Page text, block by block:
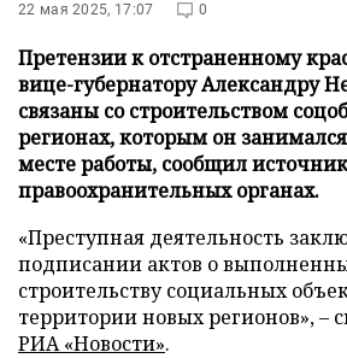
22 мая 2025, 17:07 0
Претензии к отстраненному
вице-губернатору Александру
связаны со строительством
регионах, которым он
месте работы, сообщил
правоохранительных органах.
«Преступная деятельность
подписании актов о
строительству социальных
территории новых регионов», –
РИА «Новости».